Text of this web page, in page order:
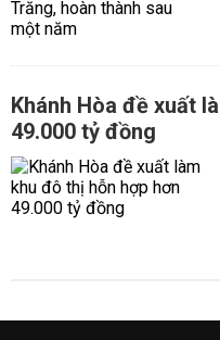
Khánh Hòa đề xuất
49.000 tỷ đồng